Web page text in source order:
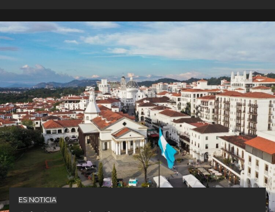
ES NOTICIA